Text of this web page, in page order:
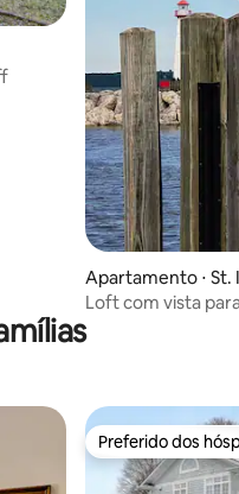
Apartamento ⋅ St.
Loft com vista
Preferido dos
Preferido dos